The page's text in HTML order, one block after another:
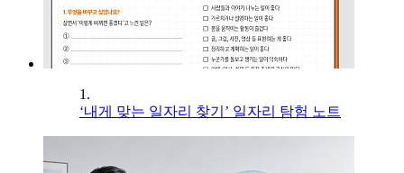
1.
‘내게 맞는 일자리 찾기’ 일자리 탐험 노트